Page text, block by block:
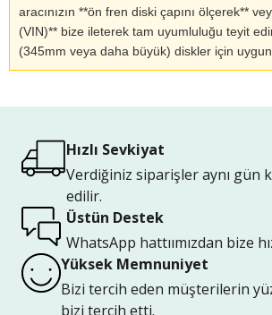
aracınızın **ön fren diski çapını ölçerek**
(VIN)** bize ileterek tam uyumluluğu teyit
(345mm veya daha büyük) diskler için
Hızlı Sevkiyat
Verdiğiniz siparişler aynı gün
edilir.
Üstün Destek
WhatsApp hattıımızdan bize
Yüksek Memnuniyet
Bizi tercih eden müşterilerin
bizi tercih etti.